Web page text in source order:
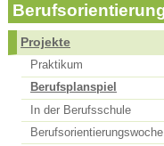
Projekte
Praktikum
Berufsplanspiel
In der Berufsschule
Berufsorientierungswoche